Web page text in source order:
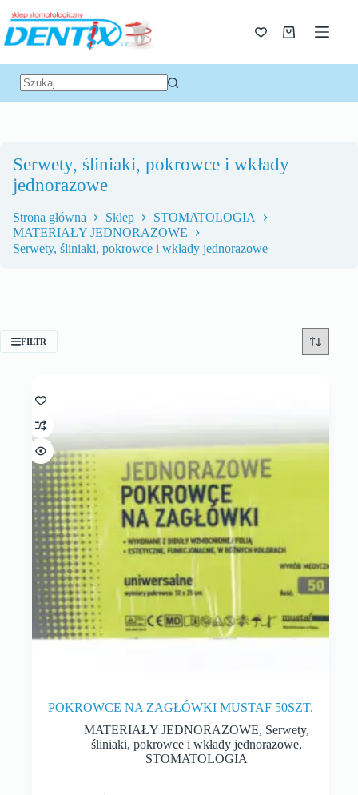
Serwety, śliniaki, pokrowce i wkłady
jednorazowe
Strona główna Sklep
STOMATOLOGIA
MATERIAŁY JEDNORAZOWE
Serwety, śliniaki, pokrowce i wkłady jednorazowe
FILTR
POKROWCE NA ZAGŁÓWKI MUSTAF 50SZT.
MATERIAŁY JEDNORAZOWE, Serwety,
śliniaki, pokrowce i wkłady jednorazowe,
STOMATOLOGIA